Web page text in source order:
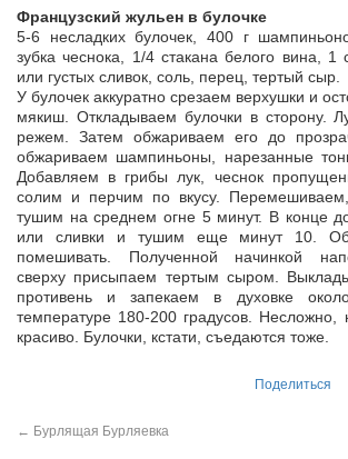
Французский жульен в булочке
5-6 несладких булочек, 400 г
зубка чеснока, 1/4 стакана белого вина, 1
или густых сливок, соль, перец, тертый сыр.
У булочек аккуратно срезаем верхушки и
мякиш. Откладываем булочки в сторону.
режем. Затем обжариваем его до
обжариваем шампиньоны, нарезанные
Добавляем в грибы лук, чеснок
солим и перчим по вкусу.
тушим на среднем огне 5 минут. В конце
или сливки и тушим еще минут 10.
помешивать. Полученной начинкой
сверху присыпаем тертым сыром.
противень и запекаем в духовке
температуре 180-200 градусов. Несложно,
красиво. Булочки, кстати, съедаются тоже.
Поделиться
← Бурлящая Бурляевка